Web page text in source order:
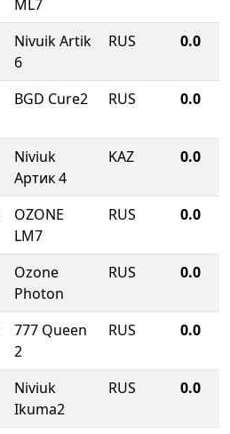
ML7
Nivuik Artik
6
RUS 0.0
BGD Cure2 RUS 0.0
Niviuk
Артик 4
KAZ 0.0
OZONE
LM7
RUS 0.0
Ozone
Photon
RUS 0.0
777 Queen
2
RUS 0.0
Niviuk
Ikuma2
RUS 0.0